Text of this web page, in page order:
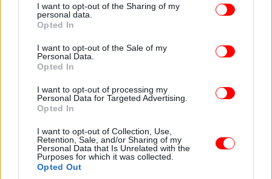
not limited to your visit or usage behaviour. You may click to
grant or deny consent to Google and its third-party tags to
use your data for below specified purposes in below Google
consent section.
I want to opt-out of the Sharing of my
personal data.
Opted In
I want to opt-out of the Sale of my
Personal Data.
Opted In
I want to opt-out of processing my
Personal Data for Targeted Advertising.
Opted In
I want to opt-out of Collection, Use,
Retention, Sale, and/or Sharing of my
Personal Data that Is Unrelated with the
Purposes for which it was collected.
Opted Out
Αύξηση οικογενειακού επιδόματος στους
δημόσιους υπαλλήλους κατά 20 ευρώ για το πρώτο
παιδί και κατά επιπλέον 50 ευρώ από το 2ο παιδί
Youth Pass ύψους 150 ευρώ σε κάθε νέο και νέα
18 και 19 ετών για ταξίδια και πολιτιστικές δράσεις,
από τον Σεπτέμβριο
Το φθινόπωρο θα ξεκινήσει η μελέτη για ένα
εθνικό σχέδιο αναβάθμισης των σχολικών
μονάδων. Με άξονα ένα νέο μοντέλο
αρχιτεκτονικών προδιαγραφών που θα
ακολουθούν, στο εξής, όλα τα καινούργια σχολικά
κτίρια